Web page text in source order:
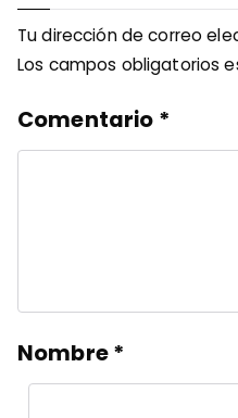
Tu dirección de correo
Los campos obligatorios
Comentario *
Nombre*